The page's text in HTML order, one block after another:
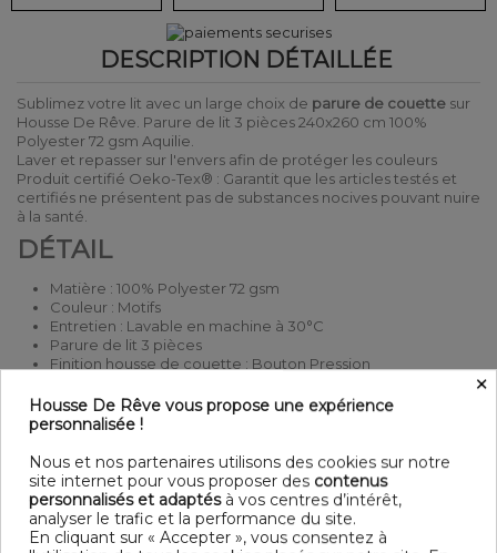
DESCRIPTION DÉTAILLÉE
Sublimez votre lit avec un large choix de parure de couette sur
Housse De Rêve. Parure de lit 3 pièces 240x260 cm 100%
Polyester 72 gsm Aquilie.
Laver et repasser sur l'envers afin de protéger les couleurs
Produit certifié Oeko-Tex® : Garantit que les articles testés et
certifiés ne présentent pas de substances nocives pouvant nuire
à la santé.
DÉTAIL
Matière : 100% Polyester 72 gsm
Couleur : Motifs
Entretien : Lavable en machine à 30°C
Parure de lit 3 pièces
Finition housse de couette : Bouton Pression
Modèle : Aquilie
DIMENSIONS & GUIDE
Housse de couette
140 x 200 cm : 1 personne
200 x 200 cm : 1-2 personnes
×
Housse De Rêve vous propose une expérience
personnalisée !
Nous et nos partenaires utilisons des cookies sur notre
site internet pour vous proposer des contenus
personnalisés et adaptésà vos centres d’intérêt,
analyser le trafic et la performance du site.
En cliquant sur « Accepter », vous consentez à